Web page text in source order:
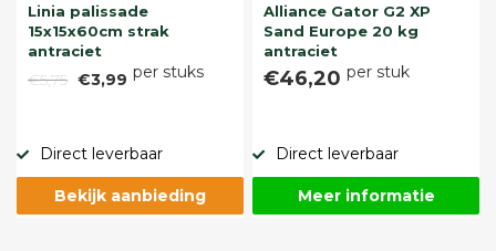
Linia palissade
15x15x60cm strak
antraciet
€5,75 €3,99 per stuks
Direct leverbaar
Bekijk aanbieding
Alliance Gator G2 XP
Sand Europe 20 kg
antraciet
€46,20 per stuk
Direct leverbaar
Meer informatie